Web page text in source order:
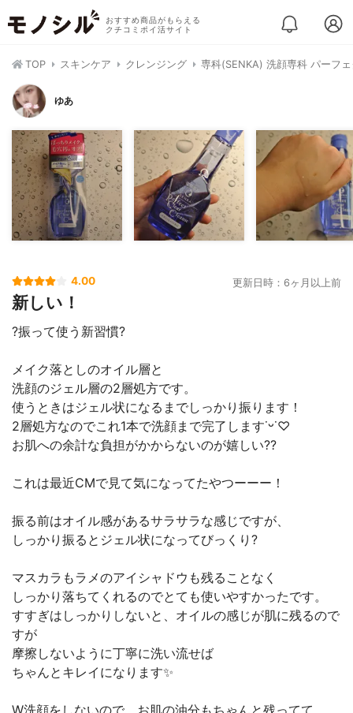
おすすめ商品がもらえる
クチコミポイ活サイト
TOP スキンケア クレンジング 専科(SENKA) 洗顔専科 パーフ
ゆあ
4.00 更新日時：6ヶ月以上前
新しい！
?振って使う新習慣?
メイク落としのオイル層と
洗顔のジェル層の2層処方です。
使うときはジェル状になるまでしっかり振ります！
2層処方なのでこれ1本で洗顔まで完了します˙ᵕ˙♡
お肌への余計な負担がかからないのが嬉しい??
これは最近CMで見て気になってたやつーーー！
振る前はオイル感があるサラサラな感じですが、
しっかり振るとジェル状になってびっくり?
マスカラもラメのアイシャドウも残ることなく
しっかり落ちてくれるのでとても使いやすかったです。
すすぎはしっかりしないと、オイルの感じが肌に残るので
すが
摩擦しないように丁寧に洗い流せば
ちゃんとキレイになります✨
W洗顔をしないので、お肌の油分もちゃんと残ってて